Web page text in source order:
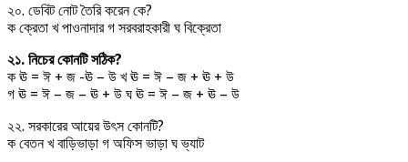
২০. ডেবিট নোট তৈরি করেন কে?
ক ক্রেতা খ পাওনাদার গ সরবরাহকারী ঘ বিক্রেতা
২১. নিচের কোনটি সঠিক?
ক ঊ = ঈ + জ -ঊ – উ খ ঊ = ঈ – জ + ঊ + উ
গ ঊ = ঈ – জ – ঊ + উ ঘ ঊ = ঈ – জ + ঊ – উ
২২. সরকারের আয়ের উৎস কোনটি?
ক বেতন খ বাড়িভাড়া গ অফিস ভাড়া ঘ ভ্যাট